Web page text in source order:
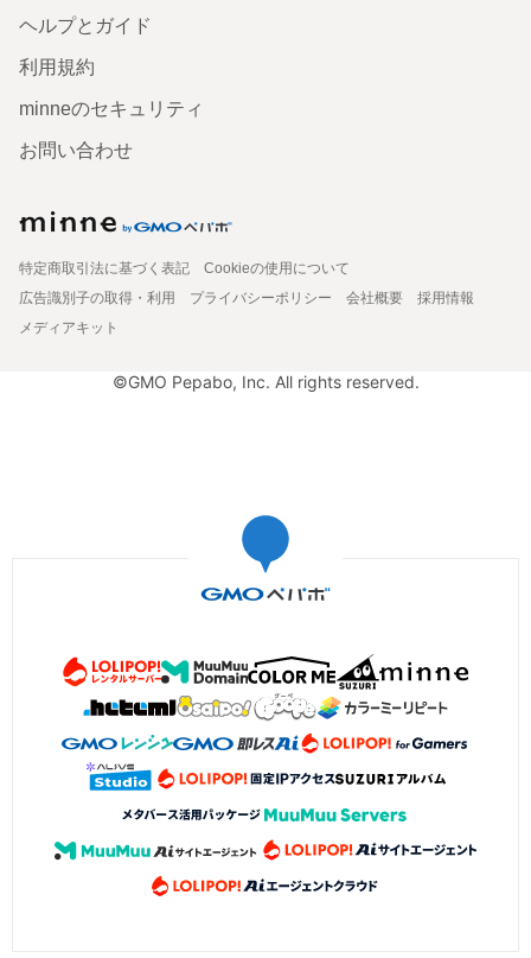
ヘルプとガイド
利用規約
minneのセキュリティ
お問い合わせ
特定商取引法に基づく表記
Cookieの使用について
広告識別子の取得・利用
プライバシーポリシー 会社概要
採用情報
メディアキット
©GMO Pepabo, Inc. All rights reserved.